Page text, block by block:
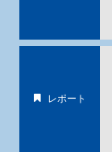
レポート